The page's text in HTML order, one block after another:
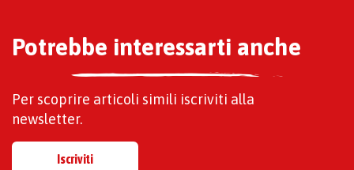
Potrebbe interessarti anche
Per scoprire articoli simili iscriviti alla
newsletter.
Iscriviti